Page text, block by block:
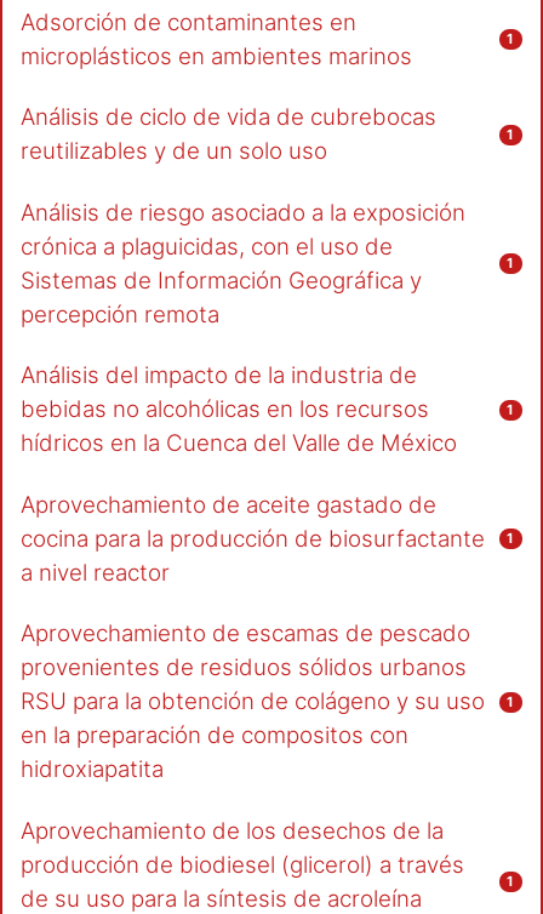
Adsorción de contaminantes en
microplásticos en ambientes marinos
1
Análisis de ciclo de vida de cubrebocas
reutilizables y de un solo uso
1
Análisis de riesgo asociado a la exposición
crónica a plaguicidas, con el uso de
Sistemas de Información Geográfica y
percepción remota
1
Análisis del impacto de la industria de
bebidas no alcohólicas en los recursos
hídricos en la Cuenca del Valle de México
1
Aprovechamiento de aceite gastado de
cocina para la producción de biosurfactante
a nivel reactor
1
Aprovechamiento de escamas de pescado
provenientes de residuos sólidos urbanos
RSU para la obtención de colágeno y su uso
en la preparación de compositos con
hidroxiapatita
1
Aprovechamiento de los desechos de la
producción de biodiesel (glicerol) a través
de su uso para la síntesis de acroleína
1